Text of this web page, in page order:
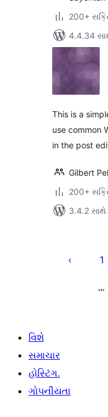
200+
4.4.34
This is a
use common
in the post
Gilbert
200+
3.4.2 સાથે
પૃષ્ઠ
1
…
વિશે
સમાચાર
હોસ્ટિંગ.
ગોપનીયતા